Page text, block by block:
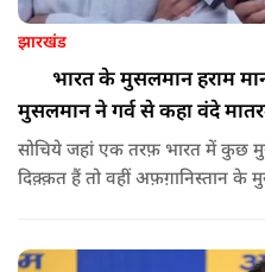
झारखंड
भारत के मुसलमान हराम
मुसलमान ने गर्व से कहा वंदे
सोचिये जहां एक तरफ़ भारत में कुछ
दिक़्क़त हैं तो वहीं अफ़ग़ानिस्तान के